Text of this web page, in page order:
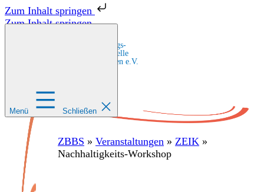
Zum Inhalt springen
Zum Inhalt springen
Zentrale Bildungs-
und Beratungsstelle
für Migrant:innen e.V.
Menü Schließen
ZBBS » Veranstaltungen » ZEIK »
Nachhaltigkeits-Workshop